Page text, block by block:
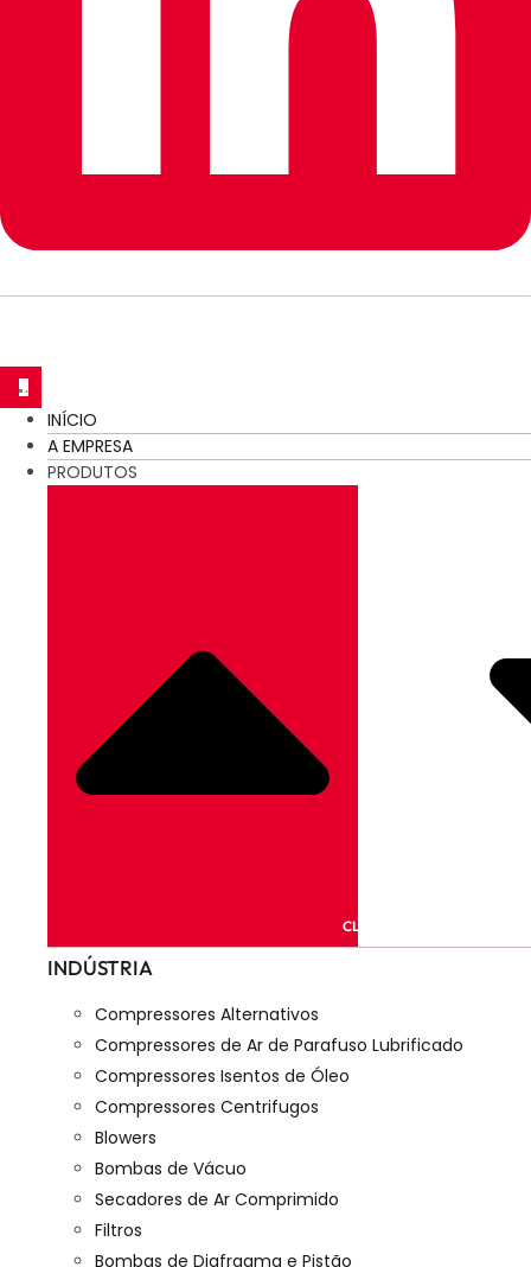
INÍCIO
A EMPRESA
PRODUTOS
CLOSE PRODUTOS
INDÚSTRIA
Compressores Alternativos
Compressores de Ar de Parafuso Lubrificado
Compressores Isentos de Óleo
Compressores Centrifugos
Blowers
Bombas de Vácuo
Secadores de Ar Comprimido
Filtros
Bombas de Diafragma e Pistão